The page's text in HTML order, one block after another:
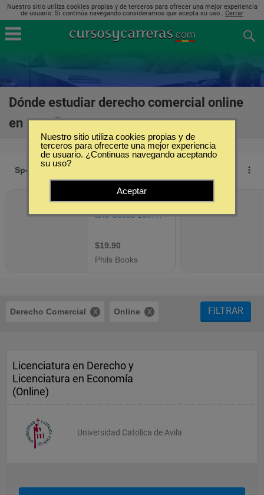
Nuestro sitio utiliza cookies propias y de terceros para ofrecer una mejor experiencia
de usuario. Si continúa navegando consideramos que acepta su uso.. Cerrar
Dónde estudiar derecho comercial online
en España
Derecho Comercial Online FILTRAR
Licenciatura en Derecho y
Licenciatura en Economía
(Online)
Universidad Catolica de Avila
Nuestro sitio utiliza cookies propias y de
terceros para ofrecerte una mejor experiencia
de usuario. ¿Continuas navegando aceptando
su uso?
Aceptar